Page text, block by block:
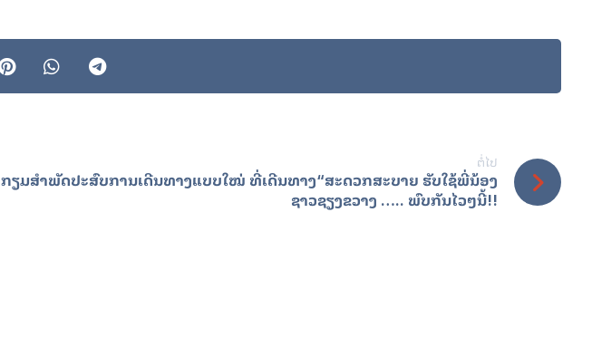
ຕໍ່ໄປ
ກຽມສຳພັດປະສົບການເດີນທາງແບບໃໝ່ ທີ່ເດີນທາງ“ສະດວກສະບາຍ ຮັບໃຊ້ພີ່ນ້ອງ
ຊາວຊຽງຂວາງ ….. ພົບກັນໄວໆນີ້!!